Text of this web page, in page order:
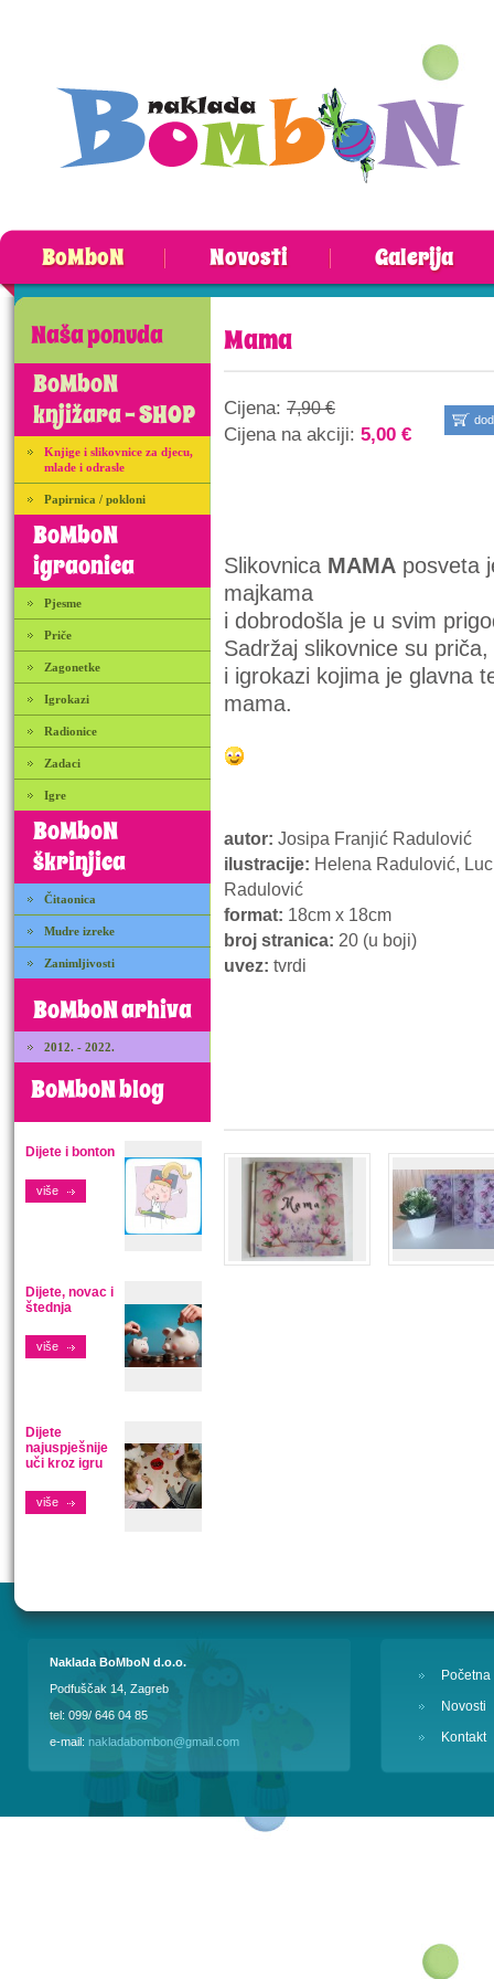
BoMboN Novosti Galerija
Naša ponuda
BoMboN
knjižara - SHOP
Knjige i slikovnice za djecu,
mlade i odrasle
Papirnica / pokloni
BoMboN
igraonica
Pjesme
Priče
Zagonetke
Igrokazi
Radionice
Zadaci
Igre
BoMboN
škrinjica
Čitaonica
Mudre izreke
Zanimljivosti
BoMboN arhiva
2012. - 2022.
BoMboN blog
Dijete i bonton
više
Dijete, novac i
štednja
više
Dijete
najuspješnije
uči kroz igru
više
Mama
Cijena: 7,90 €
Cijena na akciji: 5,00 €
Slikovnica MAMA posveta
majkama
i dobrodošla je u svim
Sadržaj slikovnice su
i igrokazi kojima je glavna
mama.
autor: Josipa Franjić Radulović
ilustracije: Helena Radulović,
Radulović
format: 18cm x 18cm
broj stranica: 20 (u boji)
uvez: tvrdi
Naklada BoMboN d.o.o.
Podfuščak 14, Zagreb
tel: 099/ 646 04 85
e-mail: nakladabombon@gmail.com
Početna
Novosti
Kontakt